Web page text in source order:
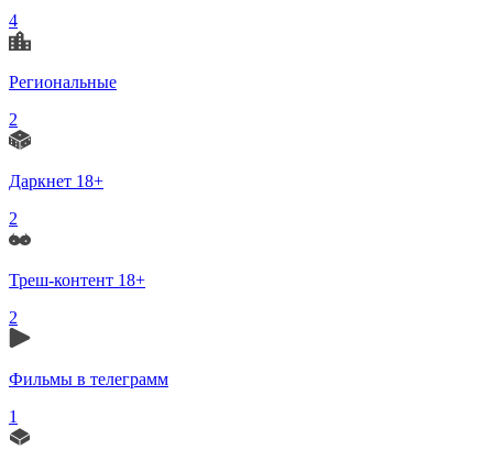
4
Региональные
2
Даркнет 18+
2
Треш-контент 18+
2
Фильмы в телеграмм
1